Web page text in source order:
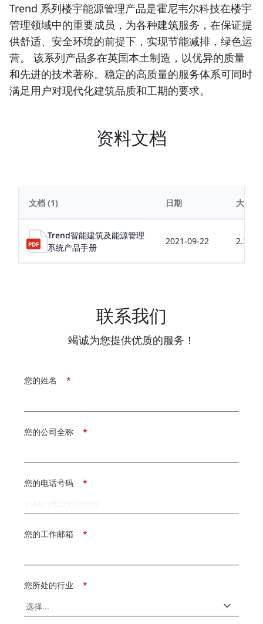
Trend 系列楼宇能源管理产品是霍尼韦尔科技在楼宇
管理领域中的重要成员，为各种建筑服务，在保证提
供舒适、安全环境的前提下，实现节能减排，绿色运
营。 该系列产品多在英国本土制造，以优异的质量
和先进的技术著称。稳定的高质量的服务体系可同时
满足用户对现代化建筑品质和工期的要求。
资料文档
文档 (1) 日期 大小
Trend智能建筑及能源管理
系统产品手册
2021-09-22
联系我们
竭诚为您提供优质的服务！
*
您的姓名
*
您的公司全称
*
您的电话号码
*
您的工作邮箱
*
您所处的行业